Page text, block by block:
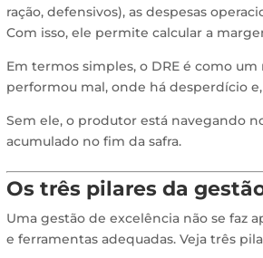
ração, defensivos), as despesas
Com isso, ele permite calcular a
Em termos simples, o DRE é como
performou mal, onde há desperdício
Sem ele, o produtor está navegando
acumulado no fim da safra.
Os três pilares da
Uma gestão de excelência não se faz
e ferramentas adequadas. Veja três